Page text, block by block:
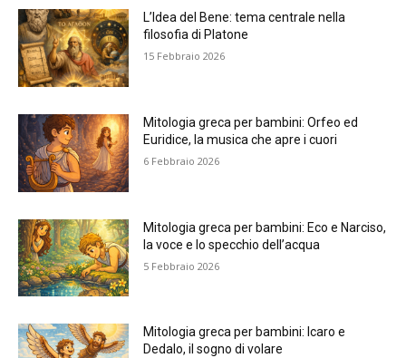
L’Idea del Bene: tema centrale nella
filosofia di Platone
15 Febbraio 2026
Mitologia greca per bambini: Orfeo ed
Euridice, la musica che apre i cuori
6 Febbraio 2026
Mitologia greca per bambini: Eco e Narciso,
la voce e lo specchio dell’acqua
5 Febbraio 2026
Mitologia greca per bambini: Icaro e
Dedalo, il sogno di volare